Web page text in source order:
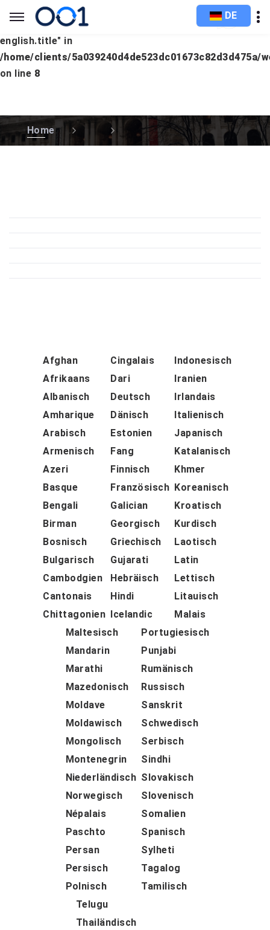
Warning: Undefined array key "languages.europe.lang-
english.title" in
/home/clients/5a039240d4de523dc01673c82d3d475a/
on line 8
DE
Home
Afghan
Afrikaans
Albanisch
Amharique
Arabisch
Armenisch
Azeri
Basque
Bengali
Birman
Bosnisch
Bulgarisch
Cambodgien
Cantonais
Chittagonien
Cingalais
Dari
Deutsch
Dänisch
Estonien
Fang
Finnisch
Französisch
Galician
Georgisch
Griechisch
Gujarati
Hebräisch
Hindi
Icelandic
Indonesisch
Iranien
Irlandais
Italienisch
Japanisch
Katalanisch
Khmer
Koreanisch
Kroatisch
Kurdisch
Laotisch
Latin
Lettisch
Litauisch
Malais
Maltesisch
Mandarin
Marathi
Mazedonisch
Moldave
Moldawisch
Mongolisch
Montenegrin
Niederländisch
Norwegisch
Népalais
Paschto
Persan
Persisch
Polnisch
Portugiesisch
Punjabi
Rumänisch
Russisch
Sanskrit
Schwedisch
Serbisch
Sindhi
Slovakisch
Slovenisch
Somalien
Spanisch
Sylheti
Tagalog
Tamilisch
Telugu
Thailändisch